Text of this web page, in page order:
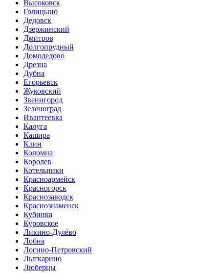
Высоковск
Голицыно
Дедовск
Дзержинский
Дмитров
Долгопрудный
Домодедово
Дрезна
Дубна
Егорьевск
Жуковский
Звенигород
Зеленоград
Ивантеевка
Калуга
Кашира
Клин
Коломна
Королев
Котельники
Красноармейск
Красногорск
Краснозаводск
Краснознаменск
Кубинка
Куровское
Ликино-Дулёво
Лобня
Лосино-Петровский
Лыткарино
Люберцы